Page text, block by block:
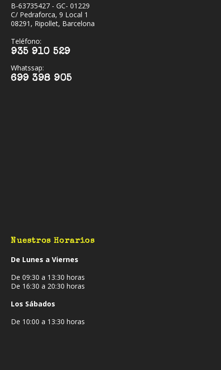
B-63735427 - GC- 01229
C/ Pedraforca, 9 Local 1
08291, Ripollet, Barcelona
Teléfono:
935 910 529
Whatssap:
699 398 905
Nuestros Horarios
De Lunes a Viernes
De 09:30 a 13:30 horas
De 16:30 a 20:30 horas
Los Sábados
De 10:00 a 13:30 horas